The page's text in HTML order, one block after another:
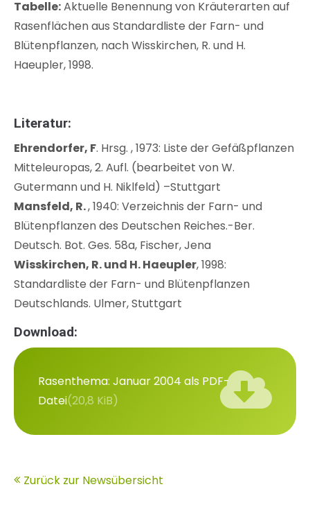
Tabelle:Aktuelle Benennung von Kräuterarten auf
Rasenflächen aus Standardliste der Farn- und
Blütenpflanzen, nach Wisskirchen, R. und H.
Haeupler, 1998.
Literatur:
Ehrendorfer, F. Hrsg. , 1973: Liste der Gefäßpflanzen
Mitteleuropas, 2. Aufl. (bearbeitet von W.
Gutermann und H. Niklfeld) –Stuttgart
Mansfeld, R., 1940: Verzeichnis der Farn- und
Blütenpflanzen des Deutschen Reiches.-Ber.
Deutsch. Bot. Ges. 58a, Fischer, Jena
Wisskirchen, R. und H. Haeupler, 1998:
Standardliste der Farn- und Blütenpflanzen
Deutschlands. Ulmer, Stuttgart
Download:
Rasenthema: Januar 2004 als PDF-
Datei(20,8 KiB)
Zurück zur Newsübersicht